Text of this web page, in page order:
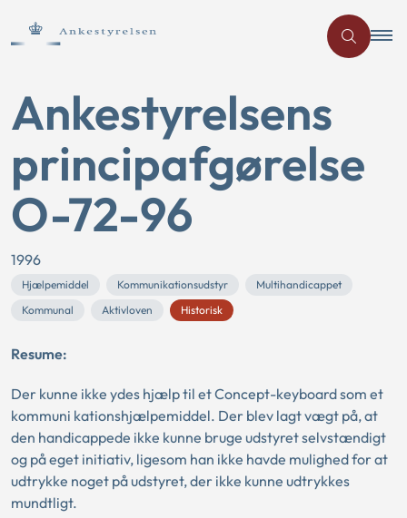
Ankestyrelsens
principafgørelse
O-72-96
1996
Hjælpemiddel Kommunikationsudstyr
Multihandicappet
Kommunal
Aktivloven Historisk
Resume:
Der kunne ikke ydes hjælp til et Concept-keyboard som et
kommuni kationshjælpemiddel. Der blev lagt vægt på, at
den handicappede ikke kunne bruge udstyret selvstændigt
og på eget initiativ, ligesom han ikke havde mulighed for at
udtrykke noget på udstyret, der ikke kunne udtrykkes
mundtligt.